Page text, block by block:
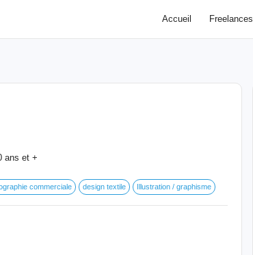
Accueil Freelances
ans et +
commerciale design textile Illustration / graphisme